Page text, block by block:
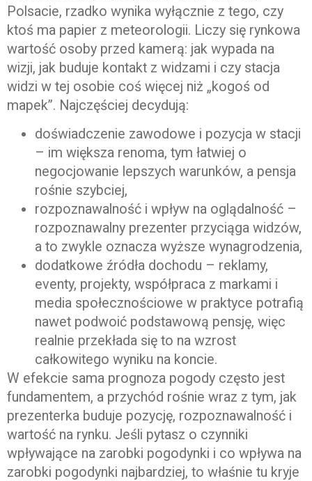
Polsacie, rzadko wynika wyłącznie z tego, czy
ktoś ma papier z meteorologii. Liczy się rynkowa
wartość osoby przed kamerą: jak wypada na
wizji, jak buduje kontakt z widzami i czy stacja
widzi w tej osobie coś więcej niż „kogoś od
mapek”. Najczęściej decydują:
doświadczenie zawodowe i pozycja w stacji
– im większa renoma, tym łatwiej o
negocjowanie lepszych warunków, a pensja
rośnie szybciej,
rozpoznawalność i wpływ na oglądalność –
rozpoznawalny prezenter przyciąga widzów,
a to zwykle oznacza wyższe wynagrodzenia,
dodatkowe źródła dochodu – reklamy,
eventy, projekty, współpraca z markami i
media społecznościowe w praktyce potrafią
nawet podwoić podstawową pensję, więc
realnie przekłada się to na wzrost
całkowitego wyniku na koncie.
W efekcie sama prognoza pogody często jest
fundamentem, a przychód rośnie wraz z tym, jak
prezenterka buduje pozycję, rozpoznawalność i
wartość na rynku. Jeśli pytasz o czynniki
wpływające na zarobki pogodynki i co wpływa na
zarobki pogodynki najbardziej, to właśnie tu kryje